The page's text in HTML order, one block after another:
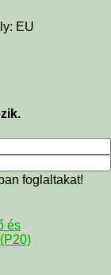
EU
foglaltakat!
és